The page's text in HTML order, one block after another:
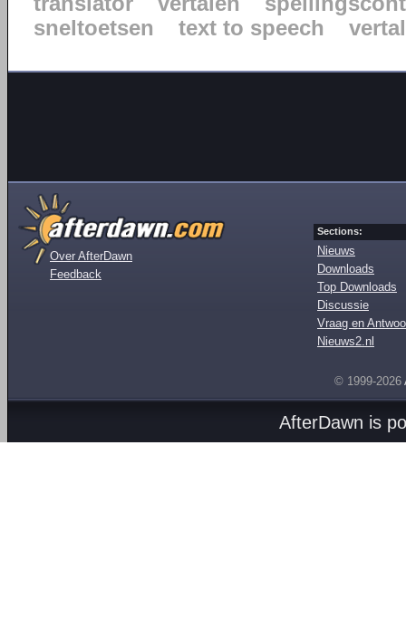
sneltoetsen
text to speech
Over AfterDawn
Feedback
Sections:
Nieuws
Downloads
Top Downloads
Discussie
Vraag en
Nieuws2.nl
© 1999-2026
AfterDawn is